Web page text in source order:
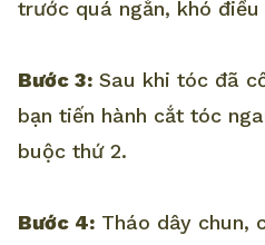
trước quá ngắn, khó điều
Bước 3: Sau khi tóc đã
bạn tiến hành cắt tóc
buộc thứ 2.
Bước 4: Tháo dây chun,